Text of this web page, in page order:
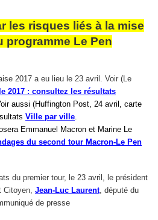
les risques liés à la mise
programme Le Pen
2017 a eu lieu le 23 avril. Voir (Le
2017 : consultez les résultats
aussi (Huffington Post, 24 avril, carte
Ville par ville.
Emmanuel Macron et Marine Le
du second tour Macron-Le Pen
du premier tour, le 23 avril, le président
Citoyen, Jean-Luc Laurent, député du
de presse